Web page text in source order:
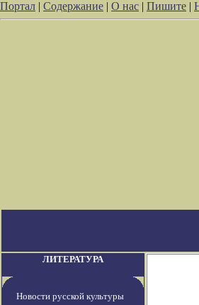
Портал | Содержание | О нас | Пишите |
ЛИТЕРАТУРА
Новости русской культуры